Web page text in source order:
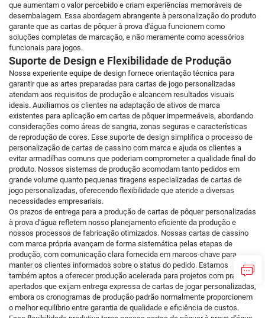
que aumentam o valor percebido e criam experiências memoráveis de
desembalagem. Essa abordagem abrangente à personalização do produto
garante que as cartas de pôquer à prova d'água funcionem como
soluções completas de marcação, e não meramente como acessórios
funcionais para jogos.
Suporte de Design e Flexibilidade de Produção
Nossa experiente equipe de design fornece orientação técnica para
garantir que as artes preparadas para cartas de jogo personalizadas
atendam aos requisitos de produção e alcancem resultados visuais
ideais. Auxiliamos os clientes na adaptação de ativos de marca
existentes para aplicação em cartas de pôquer impermeáveis, abordando
considerações como áreas de sangria, zonas seguras e características
de reprodução de cores. Esse suporte de design simplifica o processo de
personalização de cartas de cassino com marca e ajuda os clientes a
evitar armadilhas comuns que poderiam comprometer a qualidade final do
produto. Nossos sistemas de produção acomodam tanto pedidos em
grande volume quanto pequenas tiragens especializadas de cartas de
jogo personalizadas, oferecendo flexibilidade que atende a diversas
necessidades empresariais.
Os prazos de entrega para a produção de cartas de pôquer personalizadas
à prova d'água refletem nosso planejamento eficiente da produção e
nossos processos de fabricação otimizados. Nossas cartas de cassino
com marca própria avançam de forma sistemática pelas etapas de
produção, com comunicação clara fornecida em marcos-chave para
manter os clientes informados sobre o status do pedido. Estamos
também aptos a oferecer produção acelerada para projetos com prazos
apertados que exijam entrega expressa de cartas de jogar personalizadas,
embora os cronogramas de produção padrão normalmente proporcionem
o melhor equilíbrio entre garantia de qualidade e eficiência de custos.